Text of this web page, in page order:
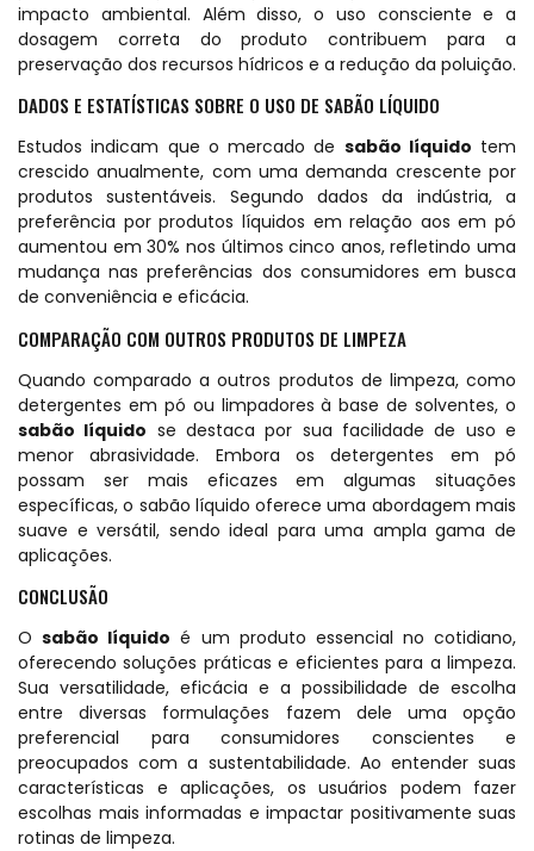
impacto ambiental. Além disso, o uso consciente e a
dosagem correta do produto contribuem para a
preservação dos recursos hídricos e a redução da poluição.
DADOS E ESTATÍSTICAS SOBRE O USO DE SABÃO LÍQUIDO
Estudos indicam que o mercado de sabão líquido tem
crescido anualmente, com uma demanda crescente por
produtos sustentáveis. Segundo dados da indústria, a
preferência por produtos líquidos em relação aos em pó
aumentou em 30% nos últimos cinco anos, refletindo uma
mudança nas preferências dos consumidores em busca
de conveniência e eficácia.
COMPARAÇÃO COM OUTROS PRODUTOS DE LIMPEZA
Quando comparado a outros produtos de limpeza, como
detergentes em pó ou limpadores à base de solventes, o
sabão líquido se destaca por sua facilidade de uso e
menor abrasividade. Embora os detergentes em pó
possam ser mais eficazes em algumas situações
específicas, o sabão líquido oferece uma abordagem mais
suave e versátil, sendo ideal para uma ampla gama de
aplicações.
CONCLUSÃO
Osabão líquido é um produto essencial no cotidiano,
oferecendo soluções práticas e eficientes para a limpeza.
Sua versatilidade, eficácia e a possibilidade de escolha
entre diversas formulações fazem dele uma opção
preferencial para consumidores conscientes e
preocupados com a sustentabilidade. Ao entender suas
características e aplicações, os usuários podem fazer
escolhas mais informadas e impactar positivamente suas
rotinas de limpeza.